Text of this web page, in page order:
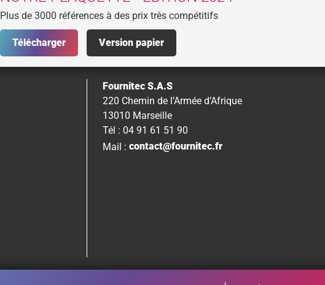
Plus de 3000 références à des prix très compétitifs
Télécharger Version papier
Fournitec S.A.S
220 Chemin de l’Armée d’Afrique
13010 Marseille
Tél : 04 91 61 51 90
Mail : contact@fournitec.fr